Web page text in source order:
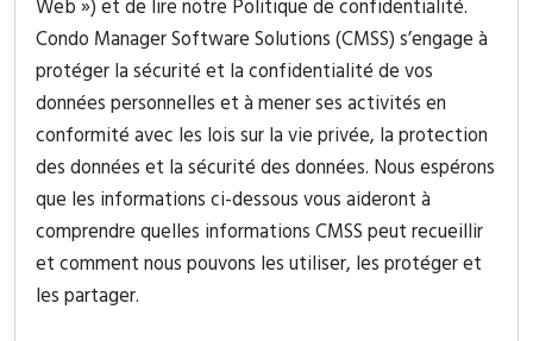
Web ») et de lire notre Politique de confidentialité.
Condo Manager Software Solutions (CMSS) s’engage à
protéger la sécurité et la confidentialité de vos
données personnelles et à mener ses activités en
conformité avec les lois sur la vie privée, la protection
des données et la sécurité des données. Nous espérons
que les informations ci-dessous vous aideront à
comprendre quelles informations CMSS peut recueillir
et comment nous pouvons les utiliser, les protéger et
les partager.